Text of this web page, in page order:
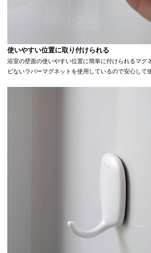
使いやすい位置に取り付けられる
浴室の壁面の使いやすい位置に簡単に付けられるマグ
ビないラバーマグネットを使用しているので安心して